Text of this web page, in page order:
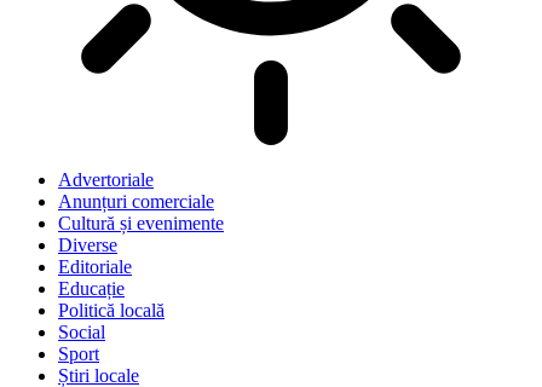
Advertoriale
Anunțuri comerciale
Cultură și evenimente
Diverse
Editoriale
Educație
Politică locală
Social
Sport
Știri locale